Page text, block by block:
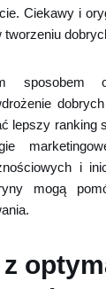
Ciekawy i
tworzeniu
sposobem
lepszy ranking
i
mogą